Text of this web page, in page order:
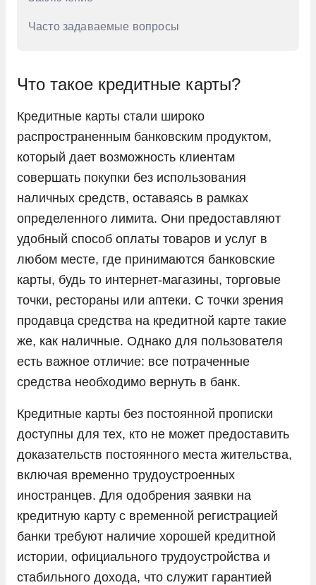
Часто задаваемые вопросы
Что такое кредитные карты?
Кредитные карты стали широко
распространенным банковским продуктом,
который дает возможность клиентам
совершать покупки без использования
наличных средств, оставаясь в рамках
определенного лимита. Они предоставляют
удобный способ оплаты товаров и услуг в
любом месте, где принимаются банковские
карты, будь то интернет-магазины, торговые
точки, рестораны или аптеки. С точки зрения
продавца средства на кредитной карте такие
же, как наличные. Однако для пользователя
есть важное отличие: все потраченные
средства необходимо вернуть в банк.
Кредитные карты без постоянной прописки
доступны для тех, кто не может предоставить
доказательств постоянного места жительства,
включая временно трудоустроенных
иностранцев. Для одобрения заявки на
кредитную карту с временной регистрацией
банки требуют наличие хорошей кредитной
истории, официального трудоустройства и
стабильного дохода, что служит гарантией